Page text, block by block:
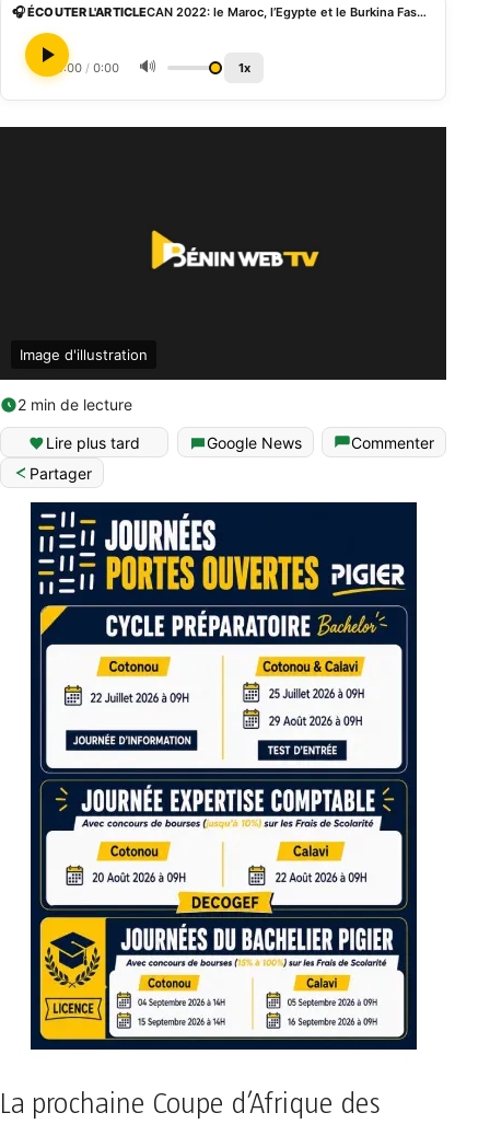
🎧 ÉCOUTER L'ARTICLE CAN 2022: le Maroc, l’Egypte et le Burkina Faso disent oui à un report de la compétition
0:00 / 0:00 🔊 1x
Image d'illustration
2 min de lecture
Lire plus tard Google News
Commenter
Partager
La prochaine Coupe d’Afrique des